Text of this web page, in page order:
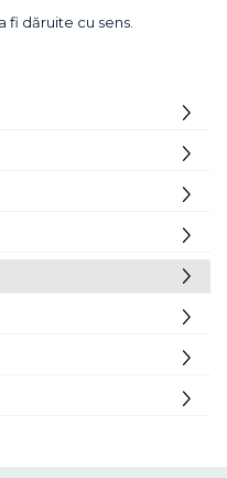
fi dăruite cu sens.